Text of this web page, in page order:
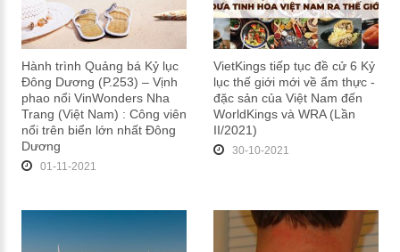
Hành trình Quảng bá Kỷ lục
Đông Dương (P.253) – Vịnh
phao nổi VinWonders Nha
Trang (Việt Nam) : Công viên
nổi trên biển lớn nhất Đông
Dương
01-11-2021
VietKings tiếp tục đề cử 6 Kỷ
lục thế giới mới về ẩm thực -
đặc sản của Việt Nam đến
WorldKings và WRA (Lần
II/2021)
30-10-2021